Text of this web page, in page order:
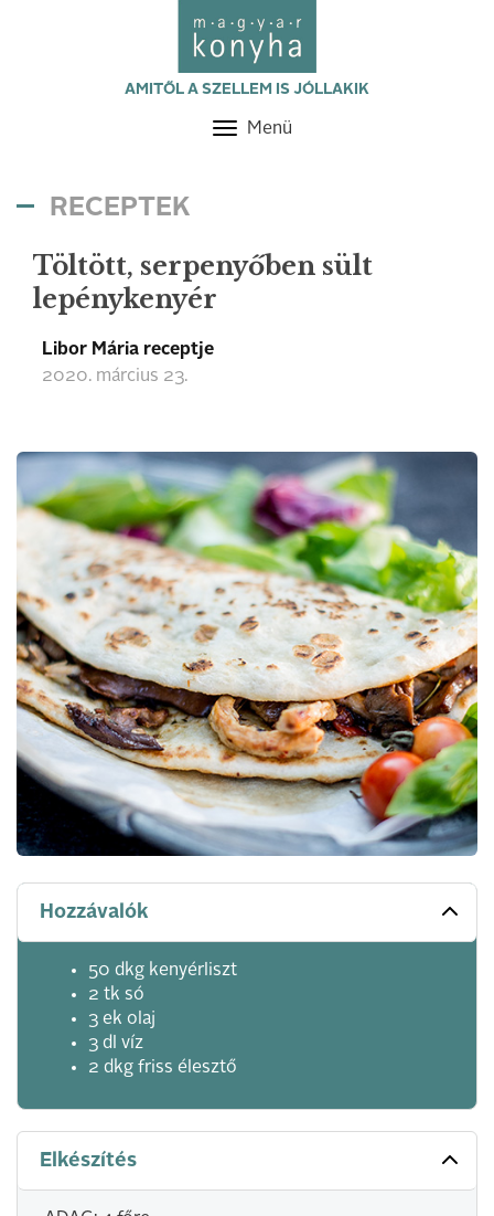
AMITŐL A SZELLEM IS JÓLLAKIK
Toggle
Menü
RECEPTEK
Töltött, serpenyőben sült
lepénykenyér
Libor Mária receptje
2020. március 23.
Hozzávalók
50 dkg kenyérliszt
2 tk só
3 ek olaj
3 dl víz
2 dkg friss élesztő
Elkészítés